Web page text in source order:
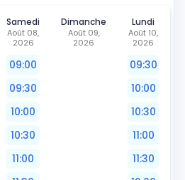
Samedi
Août 08,
2026
09:00
09:30
10:00
10:30
11:00
Dimanche
Août 09,
2026
Lundi
Août 10,
2026
09:30
10:00
10:30
11:00
11:30